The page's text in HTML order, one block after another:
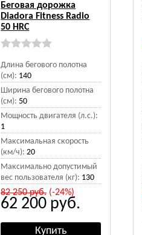
Беговая дорожка
Diadora Fitness Radio
50 HRC
Длина бегового полотна
(см): 140
Ширина бегового полотна
(см): 50
Мощность двигателя (л.с.):
1
Максимальная скорость
(км/ч): 20
Максимально допустимый
вес пользователя (кг): 130
82 250руб.(-24%)
62 200 руб.